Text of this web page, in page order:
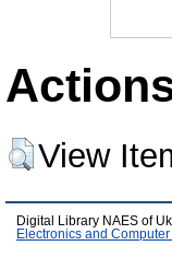
View
Digital Library NAES of
Electronics and